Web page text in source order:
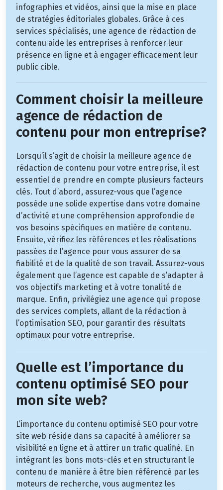
infographies et vidéos, ainsi que la mise en place
de stratégies éditoriales globales. Grâce à ces
services spécialisés, une agence de rédaction de
contenu aide les entreprises à renforcer leur
présence en ligne et à engager efficacement leur
public cible.
Comment choisir la meilleure
agence de rédaction de
contenu pour mon entreprise?
Lorsqu’il s’agit de choisir la meilleure agence de
rédaction de contenu pour votre entreprise, il est
essentiel de prendre en compte plusieurs facteurs
clés. Tout d’abord, assurez-vous que l’agence
possède une solide expertise dans votre domaine
d’activité et une compréhension approfondie de
vos besoins spécifiques en matière de contenu.
Ensuite, vérifiez les références et les réalisations
passées de l’agence pour vous assurer de sa
fiabilité et de la qualité de son travail. Assurez-vous
également que l’agence est capable de s’adapter à
vos objectifs marketing et à votre tonalité de
marque. Enfin, privilégiez une agence qui propose
des services complets, allant de la rédaction à
l’optimisation SEO, pour garantir des résultats
optimaux pour votre entreprise.
Quelle est l’importance du
contenu optimisé SEO pour
mon site web?
L’importance du contenu optimisé SEO pour votre
site web réside dans sa capacité à améliorer sa
visibilité en ligne et à attirer un trafic qualifié. En
intégrant les bons mots-clés et en structurant le
contenu de manière à être bien référencé par les
moteurs de recherche, vous augmentez les